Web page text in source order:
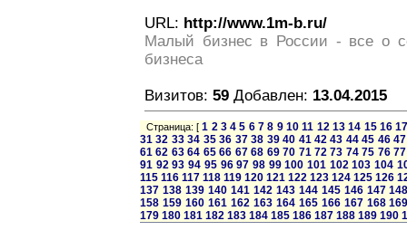
URL: http://www.1m-b.ru/
Малый бизнес в России - все о
бизнеса
Визитов: 59 Добавлен: 13.04.2015
Страница: [1 2 3 4 5 6 7 8 9 10 11 12 13 14 15 16
31 32 33 34 35 36 37 38 39 40 41 42 43 44 45 46 47
61 62 63 64 65 66 67 68 69 70 71 72 73 74 75 76 77
91 92 93 94 95 96 97 98 99 100 101 102 103 104
115 116 117 118 119 120 121 122 123 124 125 126
137 138 139 140 141 142 143 144 145 146 147
158 159 160 161 162 163 164 165 166 167 168
179 180 181 182 183 184 185 186 187 188 189 190